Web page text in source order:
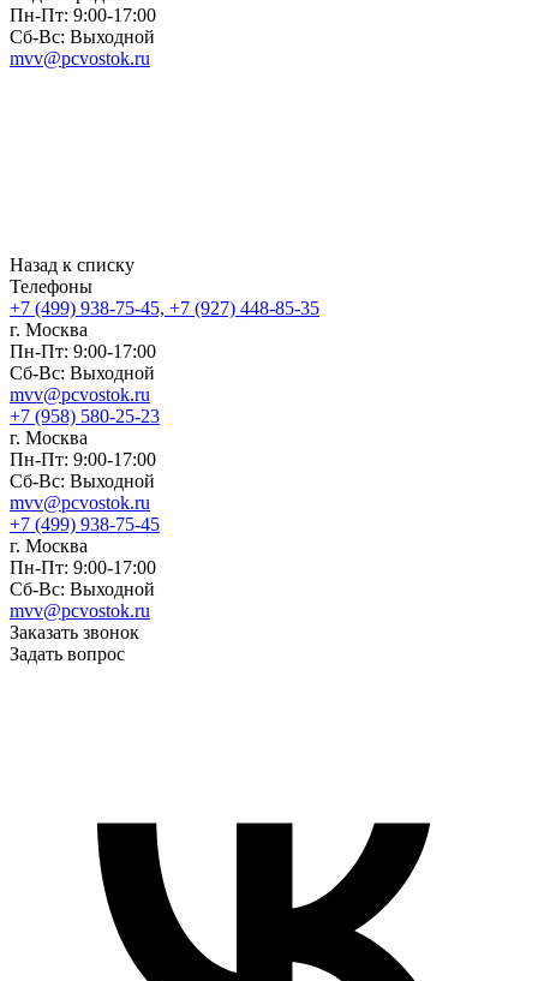
Пн-Пт: 9:00-17:00
Сб-Вс: Выходной
mvv@pcvostok.ru
Назад к списку
Телефоны
+7 (499) 938-75-45, +7 (927) 448-85-35
г. Москва
Пн-Пт: 9:00-17:00
Сб-Вс: Выходной
mvv@pcvostok.ru
+7 (958) 580-25-23
г. Москва
Пн-Пт: 9:00-17:00
Сб-Вс: Выходной
mvv@pcvostok.ru
+7 (499) 938-75-45
г. Москва
Пн-Пт: 9:00-17:00
Сб-Вс: Выходной
mvv@pcvostok.ru
Заказать звонок
Задать вопрос